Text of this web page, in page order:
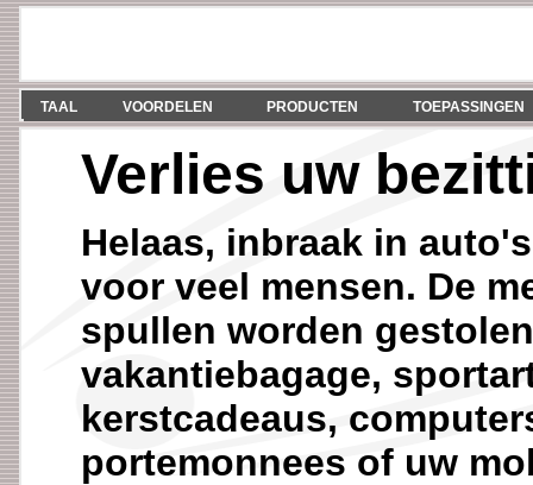
TAAL VOORDELEN PRODUCTEN TOEPASSINGEN
Verlies uw
Helaas, inbraak in
voor veel mensen. De
spullen worden
vakantiebagage,
kerstcadeaus,
portemonnees of uw